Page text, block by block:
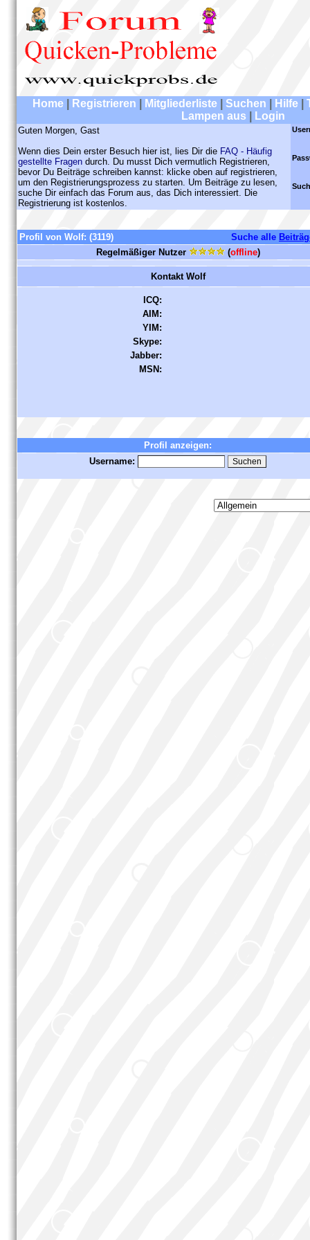
Home Registrieren Mitgliederliste Suchen Hilfe
Lampen aus
Login
Guten Morgen, Gast
Wenn dies Dein erster Besuch hier ist, lies Dir die FAQ - Häufig
gestellte Fragen durch. Du musst Dich vermutlich Registrieren,
bevor Du Beiträge schreiben kannst: klicke oben auf registrieren,
um den Registrierungsprozess zu starten. Um Beiträge zu lesen,
suche Dir einfach das Forum aus, das Dich interessiert. Die
Registrierung ist kostenlos.
Profil von Wolf: (3119) Suche alle
Regelmäßiger Nutzer
(offline)
Kontakt Wolf
ICQ:
AIM:
YIM:
Skype:
Jabber:
MSN:
Profil anzeigen:
Username: